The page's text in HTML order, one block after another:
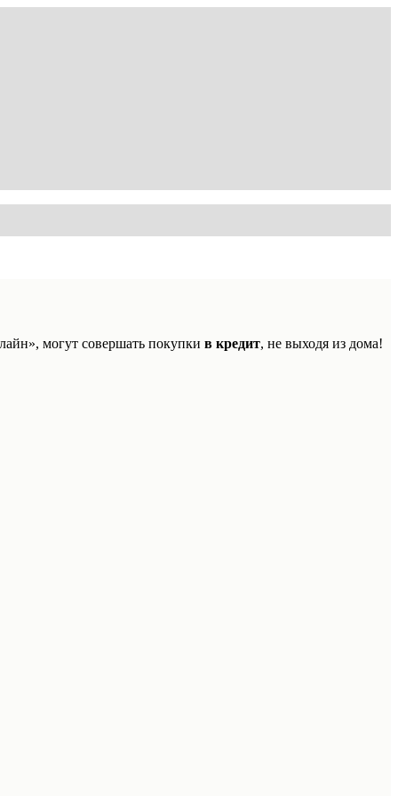
могут совершать покупки в кредит, не выходя из дома!